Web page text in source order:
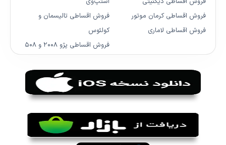
فروش اقساطی کرمان موتور
فروش اقساطی لاماری
فروش اقساطی تالیسمان و
کولئوس
فروش اقساطی پژو ۲۰۰۸ و ۵۰۸